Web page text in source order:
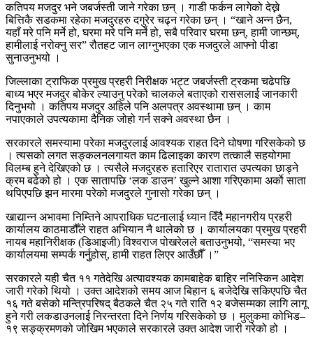
कतिपय मजदुर भने जबर्जस्ती जाने गरेका छन् । गाडी फर्कन लागेको देख्ने
बित्तिकै सडकमा रहेका मजदुरहरु दगुरेर चढ्न गरेका छन् । “खाने अन्न छैन,
यहाँ मरे पनि मर्ने हो, घरमा मरे पनि मर्ने हो, सबै परिवार घरमा छन्, हामी जान्छम्,
हामीलाई नरोक्नु सर” रौतहट जान लाग्नुभएका एक मजदुरले आफ्नो पीडा
सुनाउनुभयो ।
जिल्लाका ट्राफिक प्रमुख प्रहरी निरीक्षक भट्ट जबर्जस्ती ट्रकमा चढेपछि
बाध्य भएर मजदुर बोकेर ल्याउनु परेको चालकले बताएको राससलाई जानकारी
दिनुभयो । कतिपय मजदुर अहिले पनि अलपत्र अवस्थामा छन् । काम
नपाएकाले उपत्यकामा दैनिक जोहो गर्न सक्ने अवस्था छैन ।
सरकारले समस्यामा परेका मजदुरलाई आवश्यक राहत दिने घोषणा गरिसकेको छ
। त्यसको लगत सङ्कलनलगायत काम ढिलाइका कारण तत्कालै सहयोगमा
विलम्ब हुने देखिएको छ । त्यसैले मजदुरहरु हतारिएर रातारात उपत्यका छाड्ने
क्रम बढेको हो । एक सातापछि ‘लक डाउन’ खुल्ने आशा गरिएकामा अर्काे साता
थपिएपछि झन मारमा परेको मजदुरले गुनासो गरेका छन् ।
खाद्यान्न अभावमा निम्तिने आपराधिक घटनालाई ध्यान दिँदैै महानगरीय प्रहरी
कार्यालय काठमाडौँले राहत अभियान नै थालेको छ । कार्यालयका प्रमुख प्रहरी
नायब महानिरीक्षक (डिआइजी) विश्वराज पोखरेलले बताउनुभयो, “समस्या भए
कार्यालयमा सम्पर्क गर्नुुहोस्, हामी राहत लिएर आउँछौँ ।”
सरकारले यही चैत ११ गतेदेखि अत्यावश्यक कामबाहेक बाहिर ननिस्किन आदेश
जारी गरेको थियो । उक्त आदेशको समय आज बिहान ६ बजेदेखि सकिएपछि चैत
१६ गते बसेको मन्त्रिपरिषद् बैठकले चैत २५ गते राति १२ बजेसम्मका लागि लागू
हुने गरी लकडाउनलाई निरन्तरता दिने निर्णय गरिसकेको छ । मुलुकमा कोभिड–
१९ सङ्क्रमणको जोखिम भएकाले सरकारले उक्त आदेश जारी गरेको हो ।